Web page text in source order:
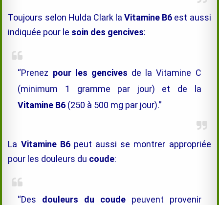
Toujours selon Hulda Clark la Vitamine B6 est aussi
indiquée pour le soin des gencives:
“Prenez pour les gencives de la Vitamine C
(minimum 1 gramme par jour) et de la
Vitamine B6 (250 à 500 mg par jour).”
La Vitamine B6peut aussi se montrer appropriée
pour les douleurs du coude:
“Des douleurs du coudepeuvent provenir